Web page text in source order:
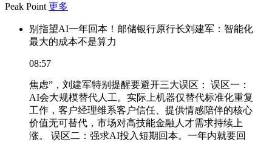
Peak Point 更多
别指望AI一年回本！邮储银行原行长刘建军：智能化
最大的成本不是算力
08:57
焦虑”，刘建军特别提醒要避开三大误区： 误区一：
AI会大规模替代人工。实际上机器仅替代标准化重复
工作，客户经理维系客户信任、提供情感陪伴的核心
价值无可替代，市场对高技能金融人才需求持续上
涨。 误区二：强求AI投入短期回本。一年内就要回